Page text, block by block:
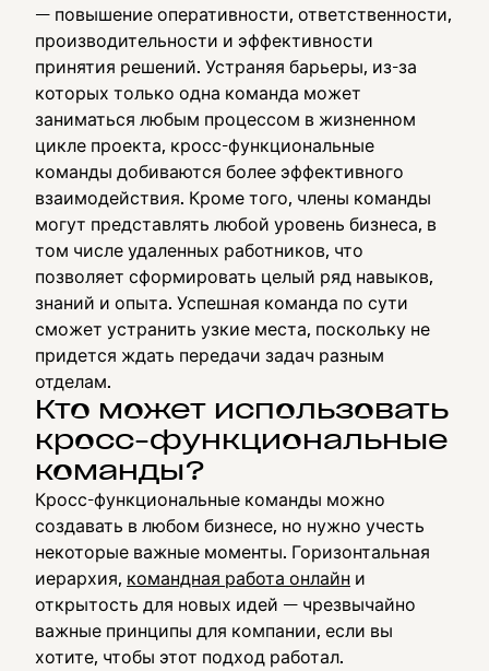
— повышение оперативности, ответственности,
производительности и эффективности
принятия решений. Устраняя барьеры, из-за
которых только одна команда может
заниматься любым процессом в жизненном
цикле проекта, кросс-функциональные
команды добиваются более эффективного
взаимодействия. Кроме того, члены команды
могут представлять любой уровень бизнеса, в
том числе удаленных работников, что
позволяет сформировать целый ряд навыков,
знаний и опыта. Успешная команда по сути
сможет устранить узкие места, поскольку не
придется ждать передачи задач разным
отделам.
Кто может использовать
кросс-функциональные
команды?
Кросс-функциональные команды можно
создавать в любом бизнесе, но нужно учесть
некоторые важные моменты. Горизонтальная
иерархия, командная работа онлайн и
открытость для новых идей — чрезвычайно
важные принципы для компании, если вы
хотите, чтобы этот подход работал.